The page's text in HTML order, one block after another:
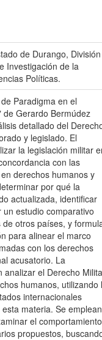
de Durango, División
Investigación de la
Políticas.
Paradigma en el
de Gerardo Bermúdez
detallado del
y legislado. El
la legislación militar
con las
derechos humanos y
por qué la
actualizada, identificar
estudio comparativo
otros países, y
para alinear el marco
con los derechos
acusatorio. La
analizar el Derecho
humanos, utilizando
internacionales
materia. Se emplean
el comportamiento
propuestos,